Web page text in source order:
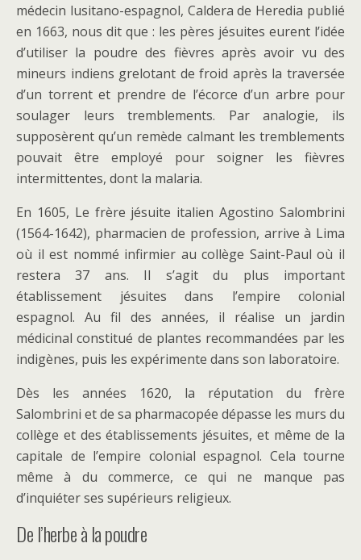
médecin lusitano-espagnol, Caldera de Heredia publié
en 1663, nous dit que : les pères jésuites eurent l’idée
d’utiliser la poudre des fièvres après avoir vu des
mineurs indiens grelotant de froid après la traversée
d’un torrent et prendre de l’écorce d’un arbre pour
soulager leurs tremblements. Par analogie, ils
supposèrent qu’un remède calmant les tremblements
pouvait être employé pour soigner les fièvres
intermittentes, dont la malaria.
En 1605, Le frère jésuite italien Agostino Salombrini
(1564-1642), pharmacien de profession, arrive à Lima
où il est nommé infirmier au collège Saint-Paul où il
restera 37 ans. Il s’agit du plus important
établissement jésuites dans l’empire colonial
espagnol. Au fil des années, il réalise un jardin
médicinal constitué de plantes recommandées par les
indigènes, puis les expérimente dans son laboratoire.
Dès les années 1620, la réputation du frère
Salombrini et de sa pharmacopée dépasse les murs du
collège et des établissements jésuites, et même de la
capitale de l’empire colonial espagnol. Cela tourne
même à du commerce, ce qui ne manque pas
d’inquiéter ses supérieurs religieux.
De l’herbe à la poudre